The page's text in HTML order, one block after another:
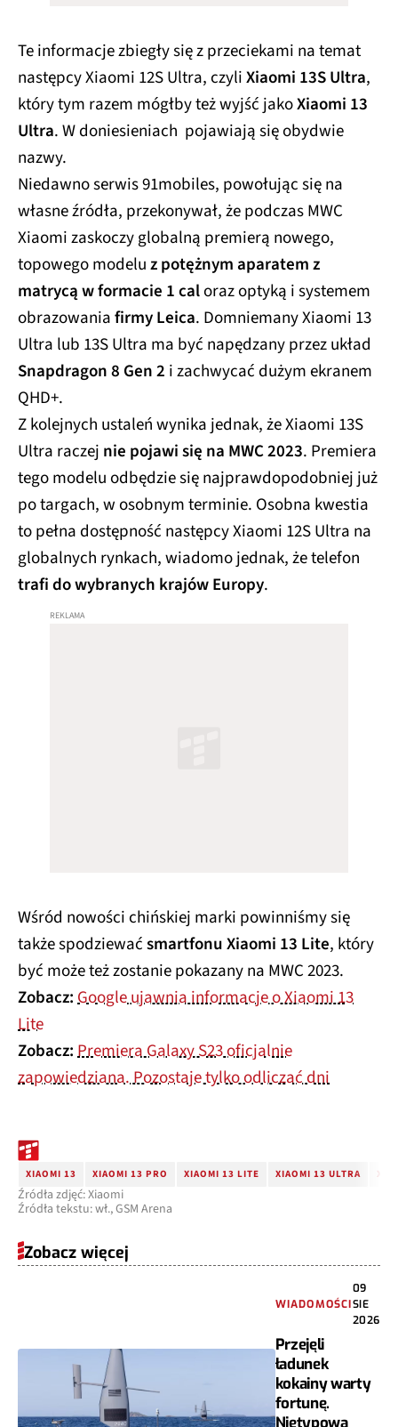
Te informacje zbiegły się z przeciekami na temat
następcy Xiaomi 12S Ultra, czyliXiaomi 13S Ultra,
który tym razem mógłby też wyjść jakoXiaomi 13
Ultra. W doniesieniach pojawiają się obydwie
nazwy.
Niedawno serwis 91mobiles, powołując się na
własne źródła, przekonywał, że podczas MWC
Xiaomi zaskoczy globalną premierą nowego,
topowego modeluz potężnym aparatem z
matrycą w formacie 1 caloraz optyką i systemem
obrazowaniafirmy Leica. Domniemany Xiaomi 13
Ultra lub 13S Ultra ma być napędzany przez układ
Snapdragon 8 Gen 2 i zachwycać dużym ekranem
QHD+.
Z kolejnych ustaleń wynika jednak, że Xiaomi 13S
Ultra raczej nie pojawi się na MWC 2023. Premiera
tego modelu odbędzie się najprawdopodobniej już
po targach, w osobnym terminie. Osobna kwestia
to pełna dostępność następcy Xiaomi 12S Ultra na
globalnych rynkach, wiadomo jednak, że telefon
trafi do wybranych krajów Europy.
Wśród nowości chińskiej marki powinniśmy się
także spodziewaćsmartfonu Xiaomi 13 Lite, który
być może też zostanie pokazany na MWC 2023.
Zobacz:Google ujawnia informacje o Xiaomi 13
Lite
Zobacz:Premiera Galaxy S23 oficjalnie
zapowiedziana. Pozostaje tylko odliczać dni
XIAOMI 13 XIAOMI 13 PRO XIAOMI 13 LITE XIAOMI 13 ULTRA
Źródła zdjęć: Xiaomi
Źródła tekstu: wł., GSM Arena
Zobacz więcej
WIADOMOŚCI
09
SIE
2026
Przejęli
ładunek
kokainy warty
fortunę.
Nietypowa